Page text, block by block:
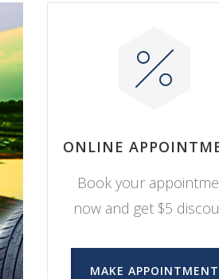
ONLINE
Book your
now and get $5
MAKE APPOINTMENT